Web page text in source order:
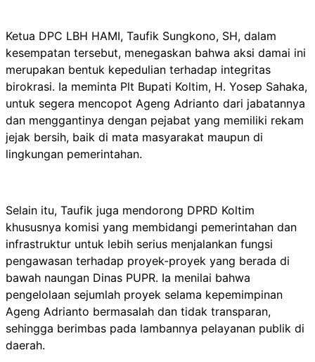
Ketua DPC LBH HAMI, Taufik Sungkono, SH, dalam
kesempatan tersebut, menegaskan bahwa aksi damai ini
merupakan bentuk kepedulian terhadap integritas
birokrasi. Ia meminta Plt Bupati Koltim, H. Yosep Sahaka,
untuk segera mencopot Ageng Adrianto dari jabatannya
dan menggantinya dengan pejabat yang memiliki rekam
jejak bersih, baik di mata masyarakat maupun di
lingkungan pemerintahan.
Selain itu, Taufik juga mendorong DPRD Koltim
khususnya komisi yang membidangi pemerintahan dan
infrastruktur untuk lebih serius menjalankan fungsi
pengawasan terhadap proyek-proyek yang berada di
bawah naungan Dinas PUPR. Ia menilai bahwa
pengelolaan sejumlah proyek selama kepemimpinan
Ageng Adrianto bermasalah dan tidak transparan,
sehingga berimbas pada lambannya pelayanan publik di
daerah.